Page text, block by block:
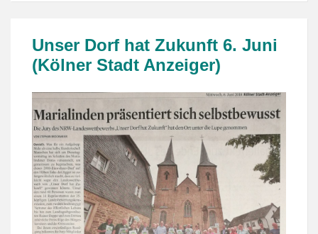
Unser Dorf hat Zukunft 6. Juni
(Kölner Stadt Anzeiger)